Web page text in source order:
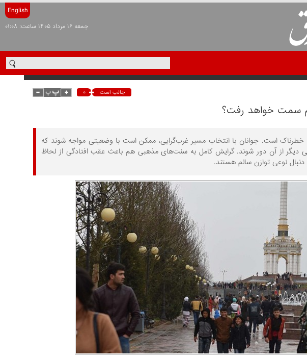
English
جمعه ۱۶ مرداد ۱۴۰۵ ساعت: ۰۱:۰۸
جالب است ۰
سمت خواهد رفت؟
است. جوانان با انتخاب مسیر غرب‌گرایی، ممکن است با وضعیتی مواجه شوند که
از آن دور شوند. گرایش کامل به سنت‌های مذهبی هم باعث عقب افتادگی از لحاظ
نوعی توازن سالم هستند.